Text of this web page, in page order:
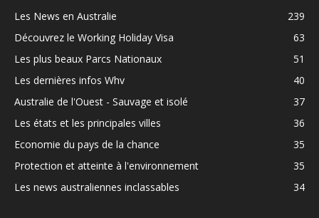
Les News en Australie
239
Découvrez le Working Holiday Visa
63
Les plus beaux Parcs Nationaux
51
Les dernières infos Whv
40
Australie de l'Ouest - Sauvage et isolé
37
Les états et les principales villes
36
Economie du pays de la chance
35
Protection et atteinte à l'environnement
35
Les news australiennes inclassables
34